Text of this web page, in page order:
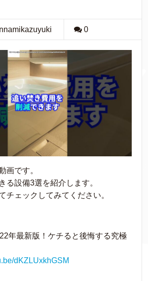
0
画です。
る設備3選を紹介します。
チェックしてみてください。
年最新版！ケチると後悔する究極
dKZLUxkhGSM